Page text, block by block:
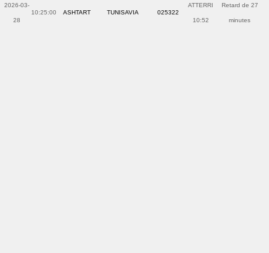
2026-03-
28
10:25:00 ASHTART TUNISAVIA 025322
ATTERRI
10:52
Retard de 27
minutes